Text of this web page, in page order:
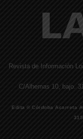
Revista de Información
C/Alhemas 10, bajo.
Edita © Córdoba Acarreta